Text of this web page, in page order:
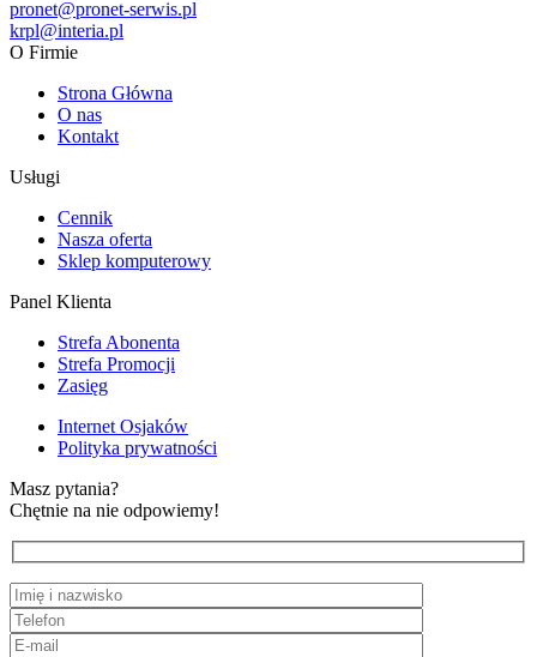
pronet@pronet-serwis.pl
krpl@interia.pl
O Firmie
Strona Główna
O nas
Kontakt
Usługi
Cennik
Nasza oferta
Sklep komputerowy
Panel Klienta
Strefa Abonenta
Strefa Promocji
Zasięg
Internet Osjaków
Polityka prywatności
Masz pytania?
Chętnie na nie odpowiemy!